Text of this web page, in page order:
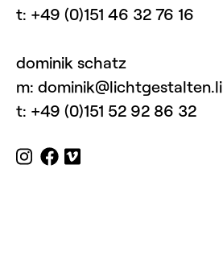
t: +49 (0)151 46 32 76 16
dominik schatz
m: dominik@lichtgestalten.li
t: +49 (0)151 52 92 86 32